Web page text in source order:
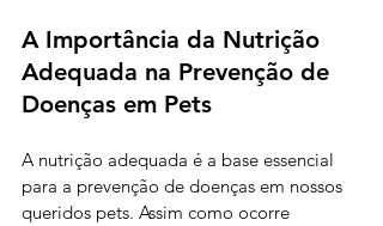
A Importância da Nutrição
Adequada na Prevenção de
Doenças em Pets
A nutrição adequada é a base essencial
para a prevenção de doenças em nossos
queridos pets. Assim como ocorre